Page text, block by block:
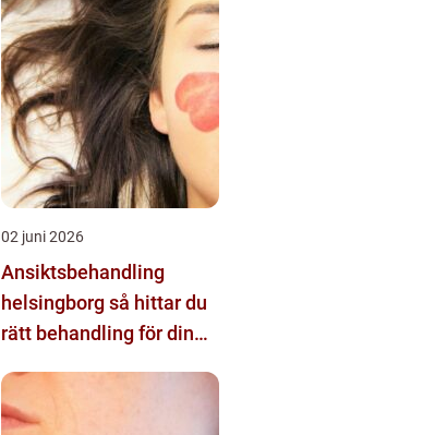
02 juni 2026
Ansiktsbehandling
helsingborg så hittar du
rätt behandling för din